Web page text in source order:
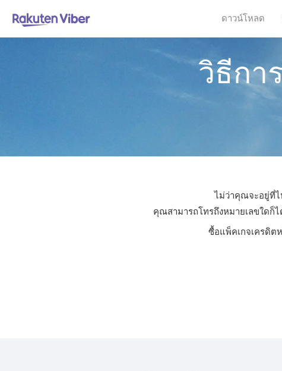
ดาวน์โหลด
วิธีกา
ไม่ว่าคุณจะอยู่ที่ไ
คุณสามารถโทรถึงหมายเลขใดก็
ซื้อแพ็คเกจเครดิต